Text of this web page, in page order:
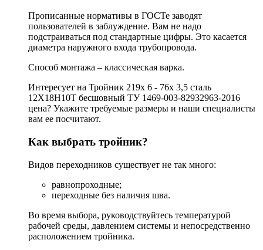
Прописанные нормативы в ГОСТе заводят
пользователей в заблуждение. Вам не надо
подстраиваться под стандартные цифры. Это касается
диаметра наружного входа трубопровода.
Способ монтажа – классическая варка.
Интересует на Тройник 219х 6 - 76х 3,5 сталь
12Х18Н10Т бесшовный ТУ 1469-003-82932963-2016
цена? Укажите требуемые размеры и наши специалисты
вам ее посчитают.
Как выбрать тройник?
Видов переходников существует не так много:
равнопроходные;
переходные без наличия шва.
Во время выбора, руководствуйтесь температурой
рабочей среды, давлением системы и непосредственно
расположением тройника.